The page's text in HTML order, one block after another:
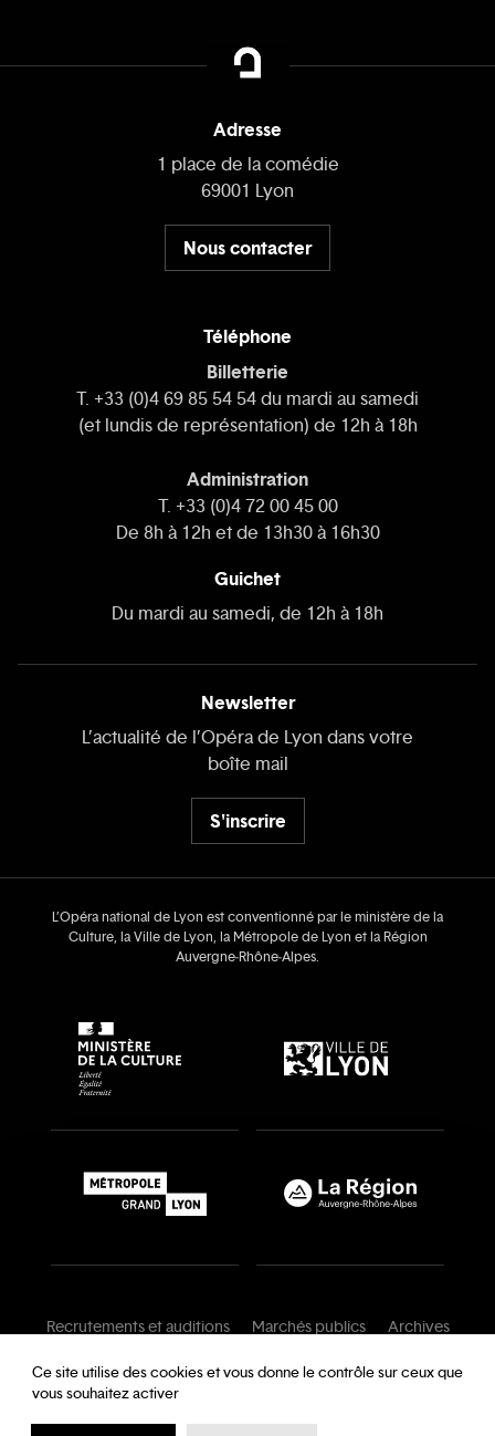
Adresse
1 place de la comédie
69001 Lyon
Nous contacter
Téléphone
Billetterie
T. +33 (0)4 69 85 54 54 du mardi au samedi
(et lundis de représentation) de 12h à 18h
Administration
T. +33 (0)4 72 00 45 00
De 8h à 12h et de 13h30 à 16h30
Guichet
Du mardi au samedi, de 12h à 18h
Newsletter
L’actualité de l’Opéra de Lyon dans votre
boîte mail
S'inscrire
L’Opéra national de Lyon est conventionné par le ministère de la
Culture, la Ville de Lyon, la Métropole de Lyon et la Région
Auvergne‑Rhône‑Alpes.
Recrutements et auditions Marchés publics
Archives
Mentions légales
Conditions générales
Charte de modération
Protection des données
Ce site utilise des cookies et vous donne le contrôle sur ceux que
vous souhaitez activer